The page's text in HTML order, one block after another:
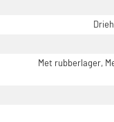
Met rubberlager,